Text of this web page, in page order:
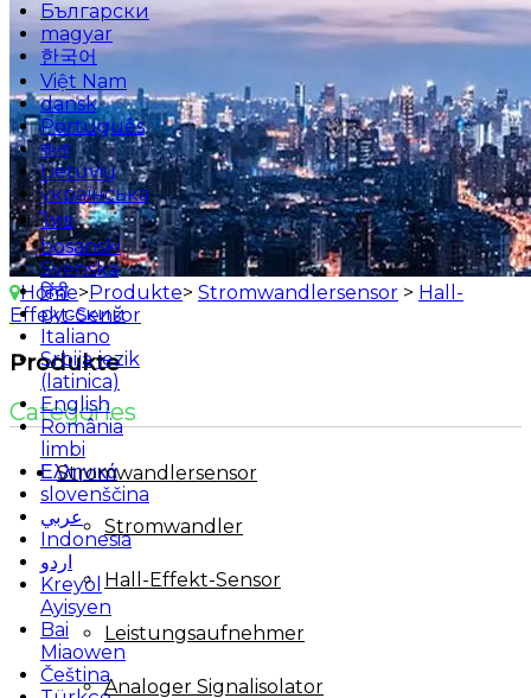
Български
magyar
한국어
Việt Nam
dansk
Português
বাংলা
Lietuvių
українська
ไทย
bosanski
Svenska
हिंदी
русский
Italiano
Srbija jezik
(latinica)
English
România
limbi
Ελληνικά
slovenščina
عربي
Indonesia
اردو
Kreyòl
Ayisyen
Bai
Miaowen
Čeština
Home>Produkte> Stromwandlersensor > Hall-
Effekt-Sensor
Produkte
Categories
Stromwandlersensor
Stromwandler
Hall-Effekt-Sensor
Leistungsaufnehmer
Analoger Signalisolator